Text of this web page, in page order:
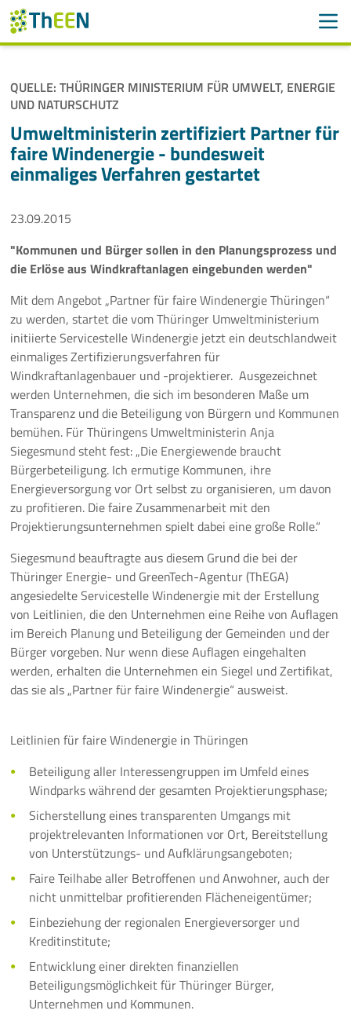
Navigation überspringen
ThEEN
Services
Mitglieder
Aktivitäten
Veranstaltungen
Aktuelles
Meldungen
Pressemeldungen
Branchenmeldungen
Statements
Positionen
Jobs
Mediathek
Akkreditierung
Mehr
QUELLE: THÜRINGER MINISTERIUM FÜR UMWELT, ENERGIE
UND NATURSCHUTZ
Umweltministerin zertifiziert Partner für
faire Windenergie - bundesweit
einmaliges Verfahren gestartet
23.09.2015
"Kommunen und Bürger sollen in den Planungsprozess und
die Erlöse aus Windkraftanlagen eingebunden werden"
Mit dem Angebot „Partner für faire Windenergie Thüringen“
zu werden, startet die vom Thüringer Umweltministerium
initiierte Servicestelle Windenergie jetzt ein deutschlandweit
einmaliges Zertifizierungsverfahren für
Windkraftanlagenbauer und -projektierer. Ausgezeichnet
werden Unternehmen, die sich im besonderen Maße um
Transparenz und die Beteiligung von Bürgern und Kommunen
bemühen. Für Thüringens Umweltministerin Anja
Siegesmund steht fest: „Die Energiewende braucht
Bürgerbeteiligung. Ich ermutige Kommunen, ihre
Energieversorgung vor Ort selbst zu organisieren, um davon
zu profitieren. Die faire Zusammenarbeit mit den
Projektierungsunternehmen spielt dabei eine große Rolle.“
Siegesmund beauftragte aus diesem Grund die bei der
Thüringer Energie- und GreenTech-Agentur (ThEGA)
angesiedelte Servicestelle Windenergie mit der Erstellung
von Leitlinien, die den Unternehmen eine Reihe von Auflagen
im Bereich Planung und Beteiligung der Gemeinden und der
Bürger vorgeben. Nur wenn diese Auflagen eingehalten
werden, erhalten die Unternehmen ein Siegel und Zertifikat,
das sie als „Partner für faire Windenergie“ ausweist.
Leitlinien für faire Windenergie in Thüringen
Beteiligung aller Interessengruppen im Umfeld eines
Windparks während der gesamten Projektierungsphase;
Sicherstellung eines transparenten Umgangs mit
projektrelevanten Informationen vor Ort, Bereitstellung
von Unterstützungs- und Aufklärungsangeboten;
Faire Teilhabe aller Betroffenen und Anwohner, auch der
nicht unmittelbar profitierenden Flächeneigentümer;
Einbeziehung der regionalen Energieversorger und
Kreditinstitute;
Entwicklung einer direkten finanziellen
Beteiligungsmöglichkeit für Thüringer Bürger,
Unternehmen und Kommunen.